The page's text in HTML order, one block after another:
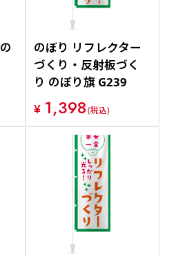
のぼり リフレクター
づくり・反射板づく
り のぼり旗 G239
¥ 1,398(税込)